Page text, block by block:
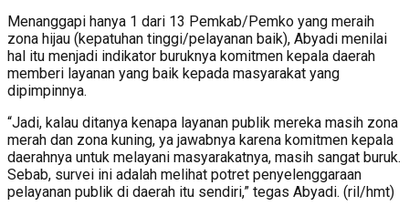
Menanggapi hanya 1 dari 13 Pemkab/Pemko yang meraih
zona hijau (kepatuhan tinggi/pelayanan baik), Abyadi menilai
hal itu menjadi indikator buruknya komitmen kepala daerah
memberi layanan yang baik kepada masyarakat yang
dipimpinnya.
“Jadi, kalau ditanya kenapa layanan publik mereka masih zona
merah dan zona kuning, ya jawabnya karena komitmen kepala
daerahnya untuk melayani masyarakatnya, masih sangat buruk.
Sebab, survei ini adalah melihat potret penyelenggaraan
pelayanan publik di daerah itu sendiri,” tegas Abyadi. (ril/hmt)